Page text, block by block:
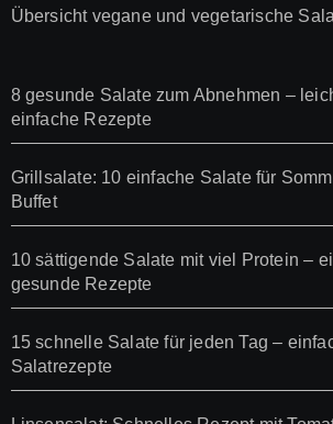
Übersicht vegane und vegetarische
8 gesunde Salate zum Abnehmen –
einfache Rezepte
Grillsalate: 10 einfache Salate für
Buffet
10 sättigende Salate mit viel Protein –
gesunde Rezepte
15 schnelle Salate für jeden Tag –
Salatrezepte